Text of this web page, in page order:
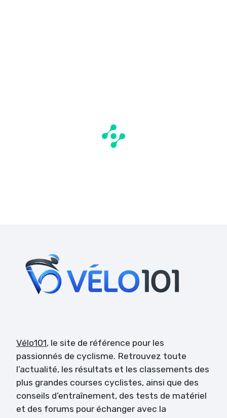
Vélo101, le site de référence pour les
passionnés de cyclisme. Retrouvez toute
l’actualité, les résultats et les classements des
plus grandes courses cyclistes, ainsi que des
conseils d’entraînement, des tests de matériel
et des forums pour échanger avec la